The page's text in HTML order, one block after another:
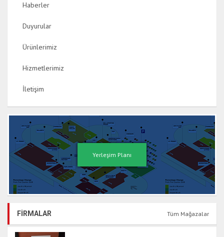
Haberler
Duyurular
Ürünlerimiz
Hizmetlerimiz
İletişim
Yerleşim Planı
FİRMALAR Tüm Mağazalar